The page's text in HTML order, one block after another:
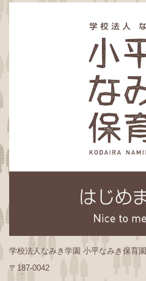
学校法人なみき学園 小平なみき保育園
〒187-0042